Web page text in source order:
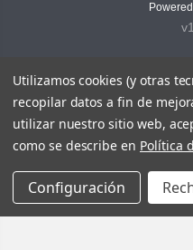
Utilizamos cookies (y otras
recopilar datos a fin de
utilizar nuestro sitio web,
como se describe en Política
Configuración